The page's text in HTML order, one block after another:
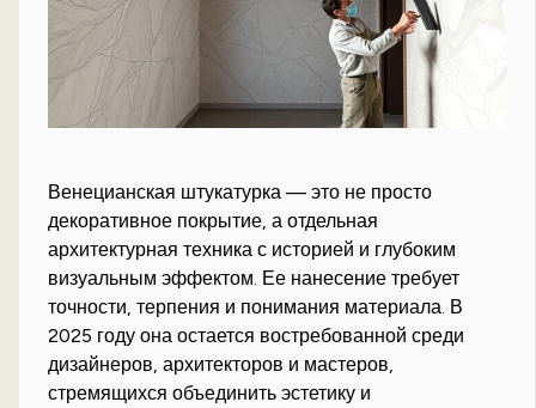
Венецианская штукатурка — это не просто
декоративное покрытие, а отдельная
архитектурная техника с историей и глубоким
визуальным эффектом. Ее нанесение требует
точности, терпения и понимания материала. В
2025 году она остается востребованной среди
дизайнеров, архитекторов и мастеров,
стремящихся объединить эстетику и